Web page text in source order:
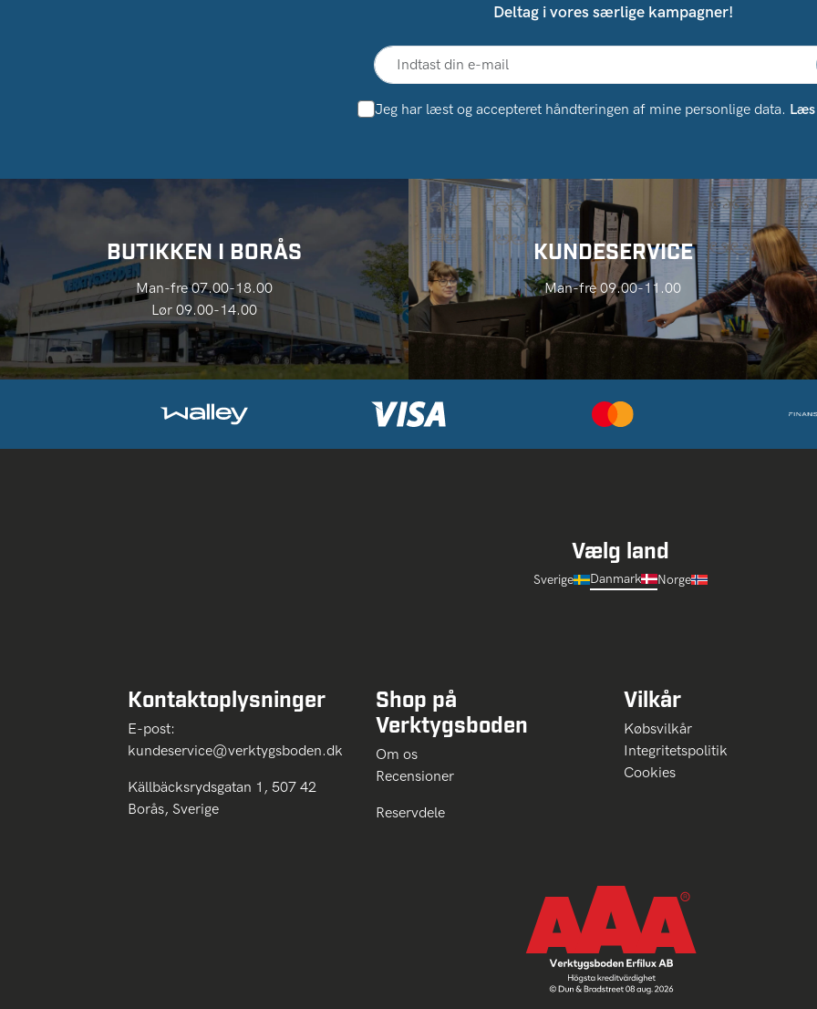
Deltag i vores særlige kampagner!
Jeg har læst og accepteret håndteringen af ​​mine personlige data.
BUTIKKEN I BORÅS
Man-fre 07.00-18.00
Lør 09.00-14.00
KUNDESERVICE
Man-fre 09.00-11.00
Vælg land
Sverige Danmark Norge
Kontaktoplysninger
E-post:
kundeservice@verktygsboden.dk
Källbäcksrydsgatan 1, 507 42
Borås, Sverige
Shop på
Verktygsboden
Om os
Recensioner
Reservdele
Vilkår
Købsvilkår
Integritetspolitik
Cookies